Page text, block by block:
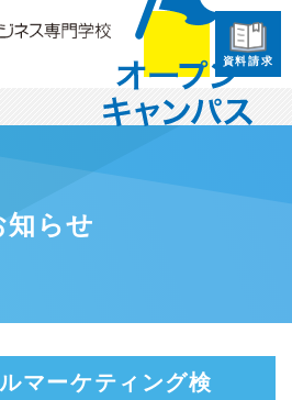
資料請求
らせ
マーケティング検